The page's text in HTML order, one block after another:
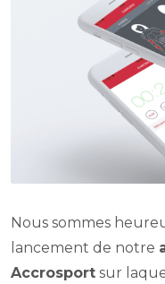
Nous sommes
lancement de notre
Accrosport sur